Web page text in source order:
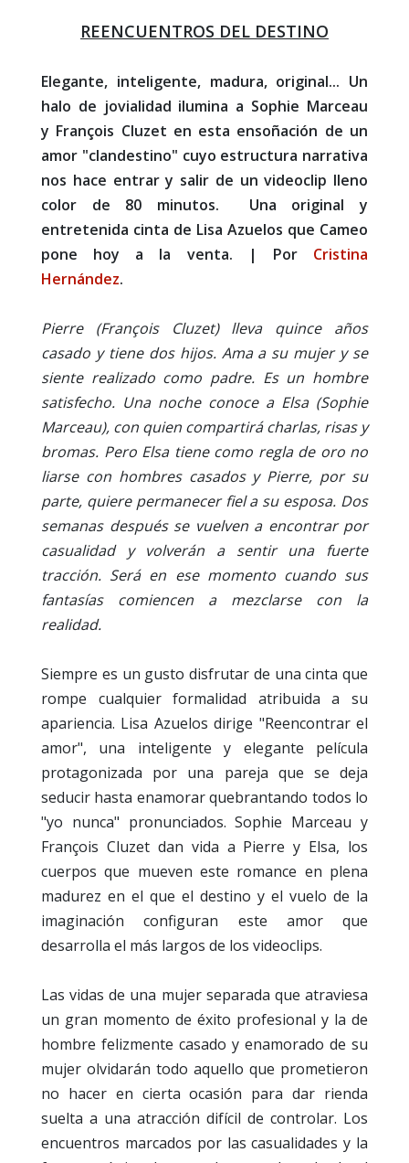
REENCUENTROS DEL DESTINO
Elegante, inteligente, madura, original... Un
halo de jovialidad ilumina a Sophie Marceau
y François Cluzet en esta ensoñación de un
amor "clandestino" cuyo estructura narrativa
nos hace entrar y salir de un videoclip lleno
color de 80 minutos. Una original y
entretenida cinta de Lisa Azuelos que Cameo
pone hoy a la venta. | Por Cristina
Hernández.
Pierre (François Cluzet) lleva quince años
casado y tiene dos hijos. Ama a su mujer y se
siente realizado como padre. Es un hombre
satisfecho. Una noche conoce a Elsa (Sophie
Marceau), con quien compartirá charlas, risas y
bromas. Pero Elsa tiene como regla de oro no
liarse con hombres casados y Pierre, por su
parte, quiere permanecer fiel a su esposa. Dos
semanas después se vuelven a encontrar por
casualidad y volverán a sentir una fuerte
tracción. Será en ese momento cuando sus
fantasías comiencen a mezclarse con la
realidad.
Siempre es un gusto disfrutar de una cinta que
rompe cualquier formalidad atribuida a su
apariencia. Lisa Azuelos dirige "Reencontrar el
amor", una inteligente y elegante película
protagonizada por una pareja que se deja
seducir hasta enamorar quebrantando todos lo
"yo nunca" pronunciados. Sophie Marceau y
François Cluzet dan vida a Pierre y Elsa, los
cuerpos que mueven este romance en plena
madurez en el que el destino y el vuelo de la
imaginación configuran este amor que
desarrolla el más largos de los videoclips.
Las vidas de una mujer separada que atraviesa
un gran momento de éxito profesional y la de
hombre felizmente casado y enamorado de su
mujer olvidarán todo aquello que prometieron
no hacer en cierta ocasión para dar rienda
suelta a una atracción difícil de controlar. Los
encuentros marcados por las casualidades y la